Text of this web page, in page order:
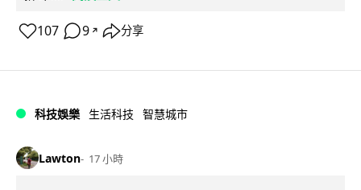
107 9 ↗ 分享
科技娛樂 生活科技 智慧城市
Lawton 17 小時